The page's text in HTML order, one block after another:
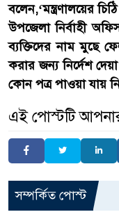
বলেন,‘মন্ত্রণালয়ের
উপজেলা নির্বাহী
ব্যক্তিদের নাম মুছে
করার জন্য নির্দেশ
কোন পত্র পাওয়া যায়
এই পোস্টটি
সম্পর্কিত পোস্ট